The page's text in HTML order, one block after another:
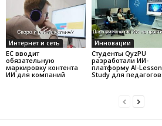
Интернет и сеть
ЕС вводит
обязательную
маркировку контента
ИИ для компаний
Инновации
Студенты QyzPU
разработали ИИ-
платформу AI-Lesson
Study для педагогов